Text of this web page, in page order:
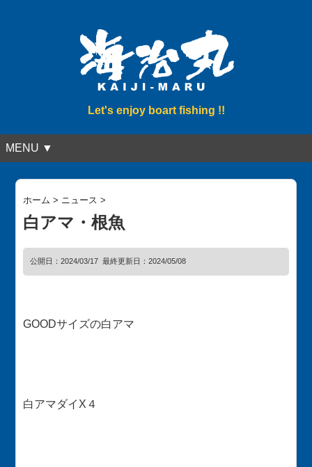
Let's enjoy boart fishing !!
MENU ▼
ホーム > ニュース >
白アマ・根魚
公開日：2024/03/17 最終更新日：2024/05/08
GOODサイズの白アマ
白アマダイX４